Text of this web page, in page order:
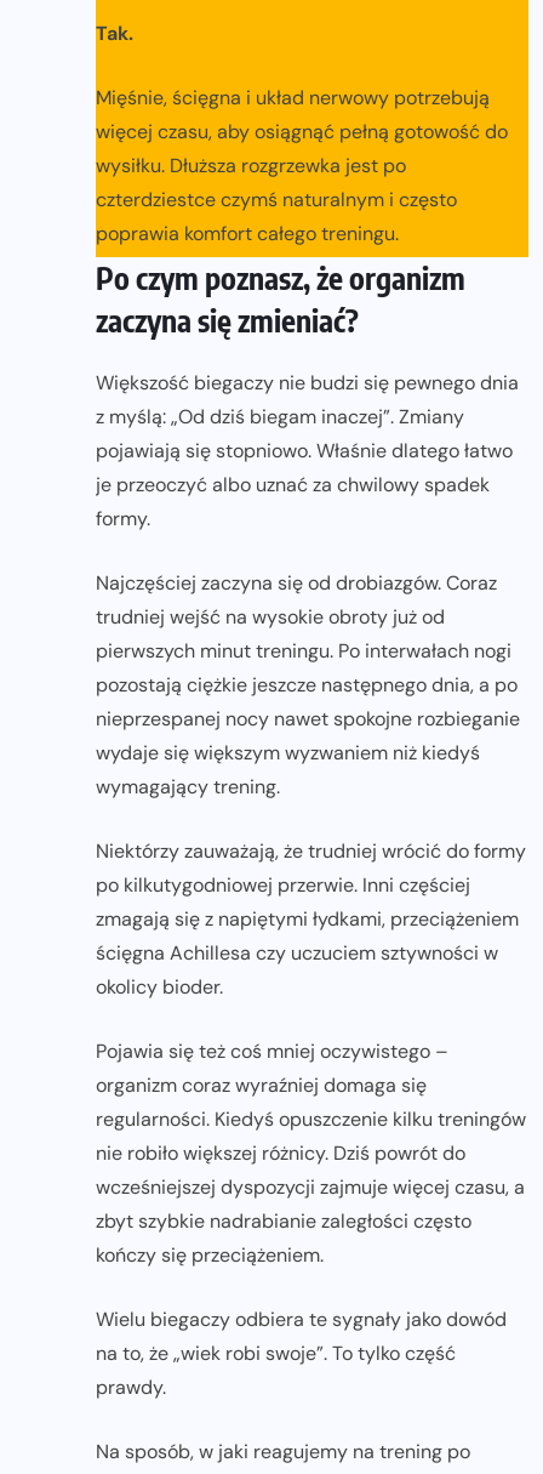
Tak.
Mięśnie, ścięgna i układ nerwowy potrzebują
więcej czasu, aby osiągnąć pełną gotowość do
wysiłku. Dłuższa rozgrzewka jest po
czterdziestce czymś naturalnym i często
poprawia komfort całego treningu.
Po czym poznasz, że organizm
zaczyna się zmieniać?
Większość biegaczy nie budzi się pewnego dnia
z myślą: „Od dziś biegam inaczej”. Zmiany
pojawiają się stopniowo. Właśnie dlatego łatwo
je przeoczyć albo uznać za chwilowy spadek
formy.
Najczęściej zaczyna się od drobiazgów. Coraz
trudniej wejść na wysokie obroty już od
pierwszych minut treningu. Po interwałach nogi
pozostają ciężkie jeszcze następnego dnia, a po
nieprzespanej nocy nawet spokojne rozbieganie
wydaje się większym wyzwaniem niż kiedyś
wymagający trening.
Niektórzy zauważają, że trudniej wrócić do formy
po kilkutygodniowej przerwie. Inni częściej
zmagają się z napiętymi łydkami, przeciążeniem
ścięgna Achillesa czy uczuciem sztywności w
okolicy bioder.
Pojawia się też coś mniej oczywistego –
organizm coraz wyraźniej domaga się
regularności. Kiedyś opuszczenie kilku treningów
nie robiło większej różnicy. Dziś powrót do
wcześniejszej dyspozycji zajmuje więcej czasu, a
zbyt szybkie nadrabianie zaległości często
kończy się przeciążeniem.
Wielu biegaczy odbiera te sygnały jako dowód
na to, że „wiek robi swoje”. To tylko część
prawdy.
Na sposób, w jaki reagujemy na trening po